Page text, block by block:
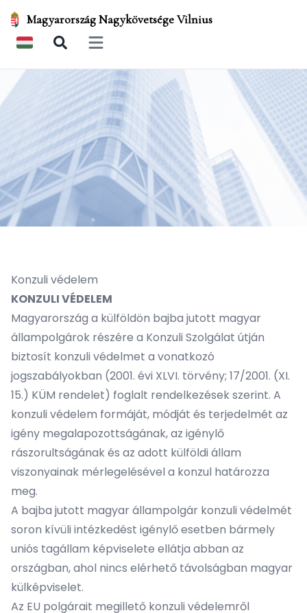
Magyarország Nagykövetsége Vilnius
Open main menu
Konzuli védelem
KONZULI VÉDELEM
Magyarország a külföldön bajba jutott magyar
állampolgárok részére a Konzuli Szolgálat útján
biztosít konzuli védelmet a vonatkozó
jogszabályokban (2001. évi XLVI. törvény; 17/2001. (XI.
15.) KÜM rendelet) foglalt rendelkezések szerint. A
konzuli védelem formáját, módját és terjedelmét az
igény megalapozottságának, az igénylő
rászorultságának és az adott külföldi állam
viszonyainak mérlegelésével a konzul határozza
meg.
A bajba jutott magyar állampolgár konzuli védelmét
soron kívüli intézkedést igénylő esetben bármely
uniós tagállam képviselete ellátja abban az
országban, ahol nincs elérhető távolságban magyar
külképviselet.
Az EU polgárait megillető konzuli védelemről